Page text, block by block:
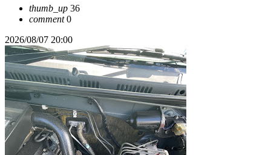
thumb_up 36
comment0
2026/08/07 20:00